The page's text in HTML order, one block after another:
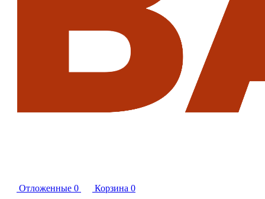
Отложенные 0 Корзина 0